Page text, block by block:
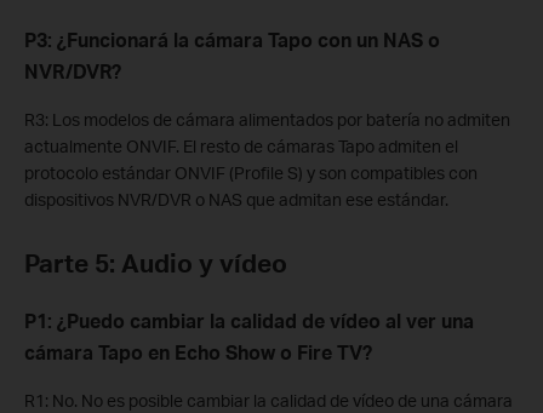
P3: ¿Funcionará la cámara Tapo con un NAS o
NVR/DVR?
R3: Los modelos de cámara alimentados por batería no admiten
actualmente ONVIF. El resto de cámaras Tapo admiten el
protocolo estándar ONVIF (Profile S) y son compatibles con
dispositivos NVR/DVR o NAS que admitan ese estándar.
Parte 5: Audio y vídeo
P1: ¿Puedo cambiar la calidad de vídeo al ver una
cámara Tapo en Echo Show o Fire TV?
R1: No. No es posible cambiar la calidad de vídeo de una cámara